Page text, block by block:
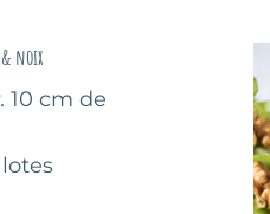
& noix
10 cm de